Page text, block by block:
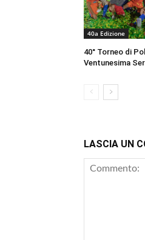
40a Edizione
40° Torneo di
Ventunesima
LASCIA UN